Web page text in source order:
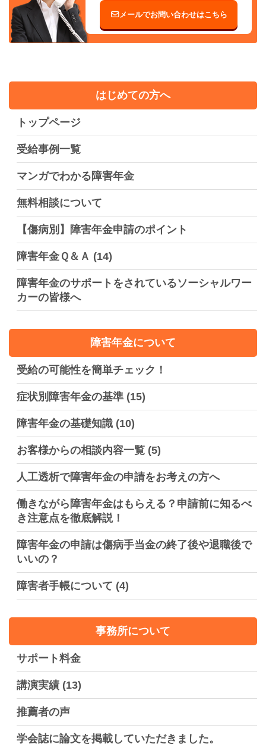
はじめての方へ
トップページ
受給事例一覧
マンガでわかる障害年金
無料相談について
【傷病別】障害年金申請のポイント
障害年金Ｑ＆Ａ (14)
障害年金のサポートをされているソーシャルワー
カーの皆様へ
障害年金について
受給の可能性を簡単チェック！
症状別障害年金の基準 (15)
障害年金の基礎知識 (10)
お客様からの相談内容一覧 (5)
人工透析で障害年金の申請をお考えの方へ
働きながら障害年金はもらえる？申請前に知るべ
き注意点を徹底解説！
障害年金の申請は傷病手当金の終了後や退職後で
いいの？
障害者手帳について (4)
事務所について
サポート料金
講演実績 (13)
推薦者の声
学会誌に論文を掲載していただきました。
メールでお問い合わせはこちら